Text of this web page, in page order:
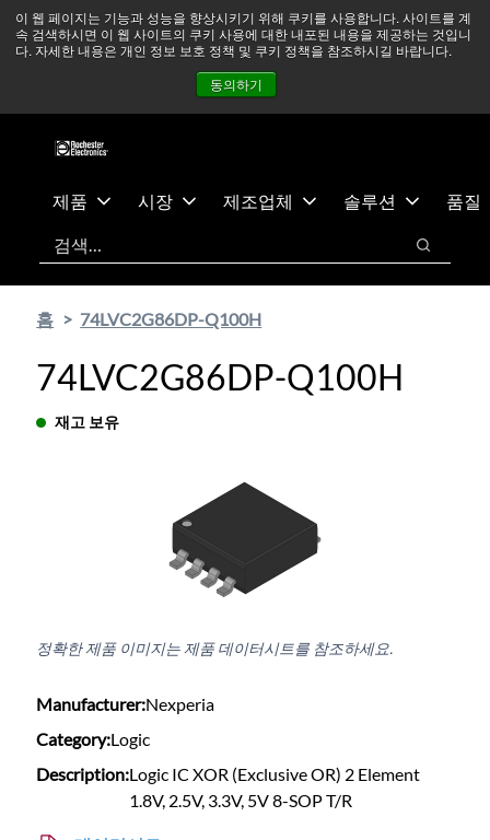
이 웹 페이지는 기능과 성능을 향상시키기 위해 쿠키를 사용합니다. 사이트를 계
속 검색하시면 이 웹 사이트의 쿠키 사용에 대한 내포된 내용을 제공하는 것입니
다. 자세한 내용은 개인 정보 보호 정책 및 쿠키 정책을 참조하시길 바랍니다.
동의하기
츠
건
중동 지역 상황을 지속적으로 주시하고 있으며, 모든 서비스는
정상적으로 운영되고 있습니다. 더 읽어보기 →
뉴스
문의하기
제품 시장 제조업체 솔루션
품질
검색
검색
홈 74LVC2G86DP-Q100H
74LVC2G86DP-Q100H
재고 보유
정확한 제품 이미지는 제품 데이터시트를 참조하세요.
Manufacturer:Nexperia
Category:Logic
Description:Logic IC XOR (Exclusive OR) 2 Element
1.8V, 2.5V, 3.3V, 5V 8-SOP T/R